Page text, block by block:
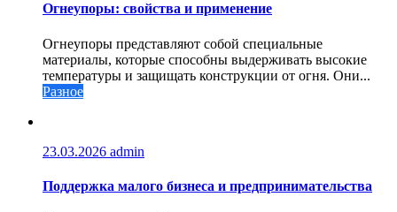
Огнеупоры: свойства и применение
Огнеупоры представляют собой специальные
материалы, которые способны выдерживать высокие
температуры и защищать конструкции от огня. Они...
Разное
23.03.2026 admin
Поддержка малого бизнеса и предпринимательства